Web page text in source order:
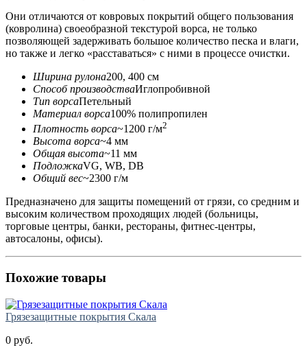
Они отличаются от ковровых покрытий общего пользования
(ковролина) своеобразной текстурой ворса, не только
позволяющей задерживать большое количество песка и влаги,
но также и легко «расставаться» с ними в процессе очистки.
Ширина рулона200, 400 см
Способ производстваИглопробивной
Тип ворсаПетельный
Материал ворса100% полипропилен
Плотность ворса~1200 г/м2
Высота ворса~4 мм
Общая высота~11 мм
ПодложкаVG, WB, DB
Общий вес~2300 г/м
Предназначено для защиты помещений от грязи, со средним и
высоким количеством проходящих людей (больницы,
торговые центры, банки, рестораны, фитнес-центры,
автосалоны, офисы).
Похожие товары
Грязезащитные покрытия Скала
0 руб.